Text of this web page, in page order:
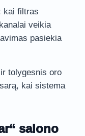
kai filtras
veikia
pasiekia
tolygesnis oro
kai sistema
salono